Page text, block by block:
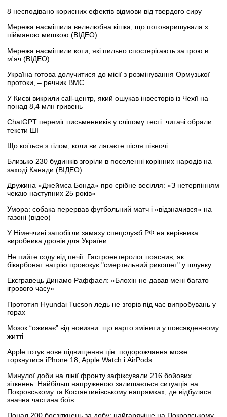
8 несподівано корисних ефектів відмови від твердого сиру
Мережа насмішила велелюбна кішка, що потоваришувала з
пійманою мишкою (ВІДЕО)
Мережа насмішили коти, які пильно спостерігають за грою в
м'яч (ВІДЕО)
Україна готова долучитися до місії з розмінування Ормузької
протоки, – речник ВМС
У Києві викрили call-центр, який ошукав інвесторів із Чехії на
понад 8,4 млн гривень
ChatGPT переміг письменників у сліпому тесті: читачі обрали
тексти ШІ
Що коїться з тілом, коли ви лягаєте після півночі
Близько 230 будинків згоріли в поселенні корінних народів на
заході Канади (ВІДЕО)
Дружина «Джеймса Бонда» про срібне весілля: «З нетерпінням
чекаю наступних 25 років»
Умора: собака перервав футбольний матч і «відзначився» на
газоні (відео)
У Німеччині запобігли замаху спецслужб РФ на керівника
виробника дронів для України
Не пийте соду від печії. Гастроентеролог пояснив, як
бікарбонат натрію провокує "смертельний рикошет" у шлунку
Ексгравець Динамо Раффаел: «Блохін не давав мені багато
ігрового часу»
Прототип Hyundai Tucson ледь не згорів під час випробувань у
горах
Мозок “оживає” від новизни: що варто змінити у повсякденному
житті
Apple готує нове підвищення цін: подорожчання може
торкнутися iPhone 18, Apple Watch і AirPods
Минулої доби на лінії фронту зафіксували 216 бойових
зіткнень. Найбільш напруженою залишається ситуація на
Покровському та Костянтинівському напрямках, де відбулася
значна частина боїв.